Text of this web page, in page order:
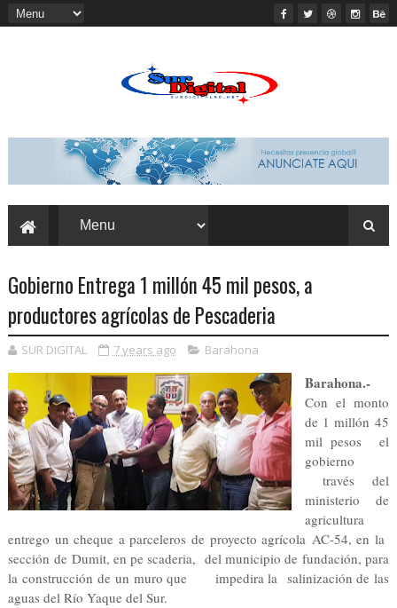
Gobierno Entrega 1 millón 45 mil pesos, a
productores agrícolas de Pescaderia
SUR DIGITAL 7 years ago Barahona
Barahona.-
Con el monto
de 1 millón 45
mil pesos el
gobierno
través del
ministerio de
agricultura
entrego un cheque a parceleros de proyecto agrícola AC-54, en la
sección de Dumit, en pe scaderia, del municipio de fundación, para
la construcción de un muro que impedira la salinización de las
aguas del Río Yaque del Sur.